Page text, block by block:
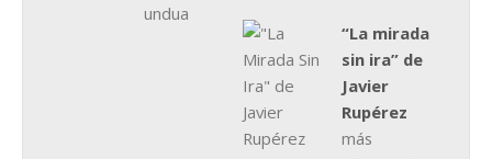
“La mirada
sin ira” de
Javier
Rupérez
más